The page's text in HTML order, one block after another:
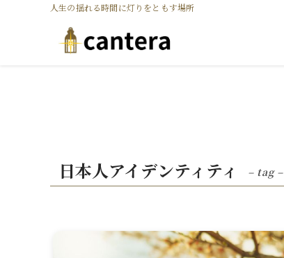
人生の揺れる時間に灯りをともす場所
日本人アイデンティティ – tag –